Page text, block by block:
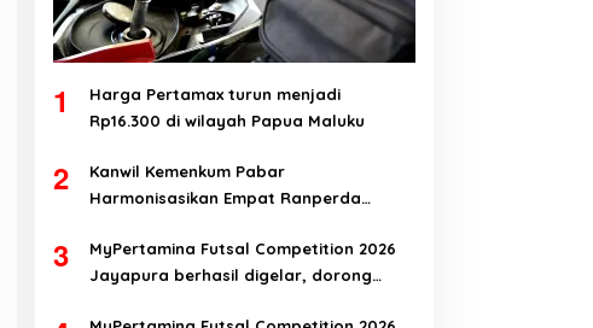
1
Harga Pertamax turun menjadi
Rp16.300 di wilayah Papua Maluku
2
Kanwil Kemenkum Pabar
Harmonisasikan Empat Ranperda
3
MyPertamina Futsal Competition 2026
Jayapura berhasil digelar, dorong